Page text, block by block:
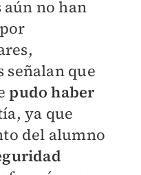
aún no han
señalan que
pudo haber
, ya que
del alumno